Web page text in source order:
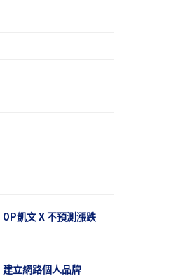
凱文 X 不預測漲跌
立網路個人品牌